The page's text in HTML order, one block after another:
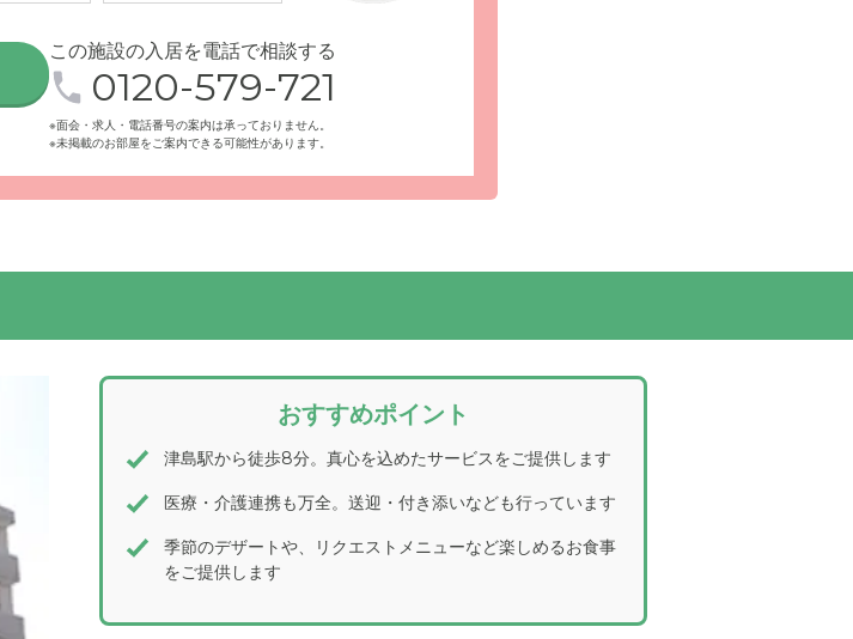
分とアクセスしやすい立地の、駅チカなサー
でご入居できるお部屋がございます。
この施設の入居を電話で相談する
0120-579-721
※面会・求人・電話番号の案内は承っておりません。
※未掲載のお部屋をご案内できる可能性があります。
おすすめポイント
津島駅から徒歩8分。真心を込めたサービスをご提供します
医療・介護連携も万全。送迎・付き添いなども行っています
季節のデザートや、リクエストメニューなど楽しめるお食事
をご提供します